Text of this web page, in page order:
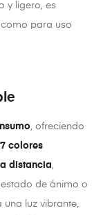
y ligero, es
para uso
, ofreciendo
7 colores
distancia,
de ánimo o
luz vibrante,